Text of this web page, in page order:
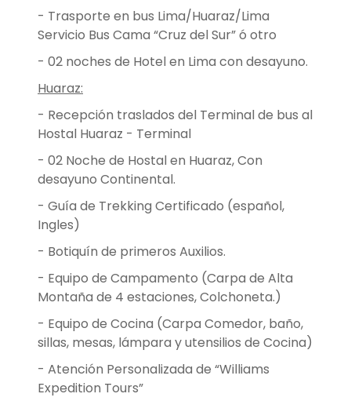
- Trasporte en bus Lima/Huaraz/Lima
Servicio Bus Cama “Cruz del Sur” ó otro
- 02 noches de Hotel en Lima con desayuno.
Huaraz:
- Recepción traslados del Terminal de bus al
Hostal Huaraz - Terminal
- 02 Noche de Hostal en Huaraz, Con
desayuno Continental.
- Guía de Trekking Certificado (español,
Ingles)
- Botiquín de primeros Auxilios.
- Equipo de Campamento (Carpa de Alta
Montaña de 4 estaciones, Colchoneta.)
- Equipo de Cocina (Carpa Comedor, baño,
sillas, mesas, lámpara y utensilios de Cocina)
- Atención Personalizada de “Williams
Expedition Tours”